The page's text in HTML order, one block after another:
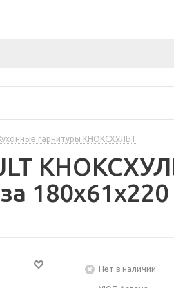
гарнитуры КНОКСХУЛЬТ
180x61x220
Нет в наличии